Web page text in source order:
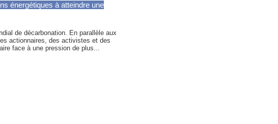
énergétiques à atteindre une
de décarbonation. En parallèle aux
actionnaires, des activistes et des
face à une pression de plus...